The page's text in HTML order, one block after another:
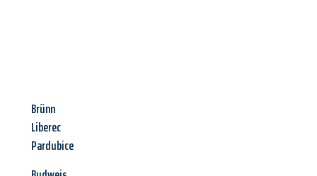
Brünn
Liberec
Pardubice